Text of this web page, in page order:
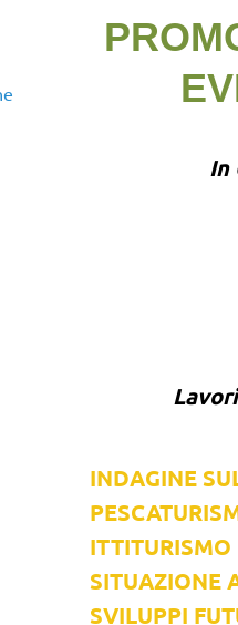
In
INDAGINE
SITUAZIONE
SVILUPPI